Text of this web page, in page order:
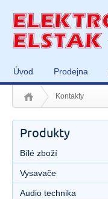
Úvod Prodejna
Kontakty
Produkty
Bílé zboží
Vysavače
Audio technika